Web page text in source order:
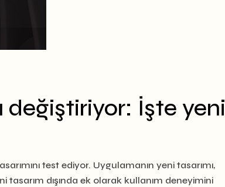
değiştiriyor: İşte yeni
test ediyor. Uygulamanın yeni tasarımı,
tasarım dışında ek olarak kullanım deneyimini